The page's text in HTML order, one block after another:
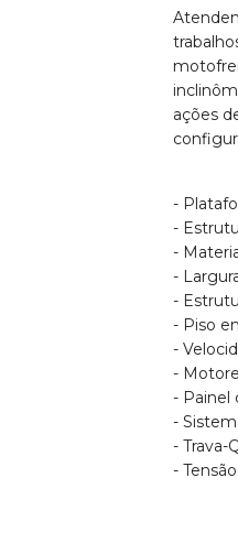
ações
-
-
-
-
-
- Piso
-
-
- Painel
-
- Trava-
-